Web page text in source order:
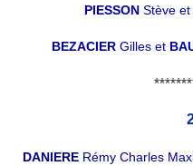
PIESSONStève et
BEZACIER Gilles et
DANIERE Rémy Charles